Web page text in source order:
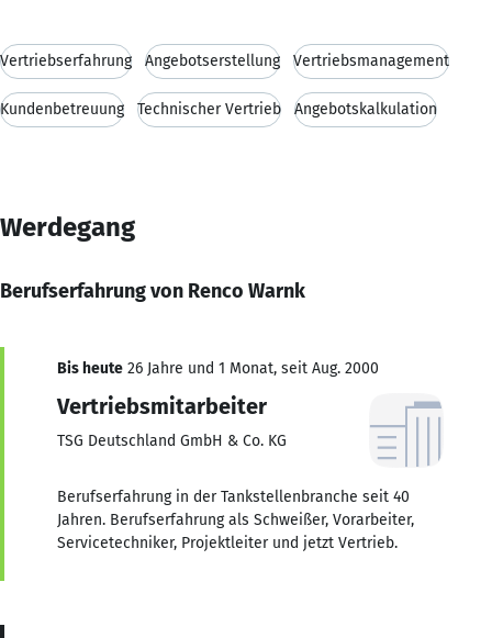
Vertriebserfahrung Angebotserstellung Vertriebsmanagement
Kundenbetreuung Technischer Vertrieb Angebotskalkulation
Werdegang
Berufserfahrung von Renco Warnk
Bis heute 26 Jahre und 1 Monat, seit Aug. 2000
Vertriebsmitarbeiter
TSG Deutschland GmbH & Co. KG
Berufserfahrung in der Tankstellenbranche seit 40
Jahren. Berufserfahrung als Schweißer, Vorarbeiter,
Servicetechniker, Projektleiter und jetzt Vertrieb.